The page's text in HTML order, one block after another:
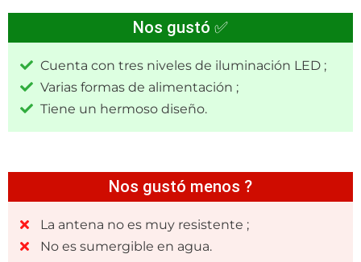
Nos gustó ✅
Cuenta con tres niveles de iluminación LED ;
Varias formas de alimentación ;
Tiene un hermoso diseño.
Nos gustó menos ?
La antena no es muy resistente ;
No es sumergible en agua.